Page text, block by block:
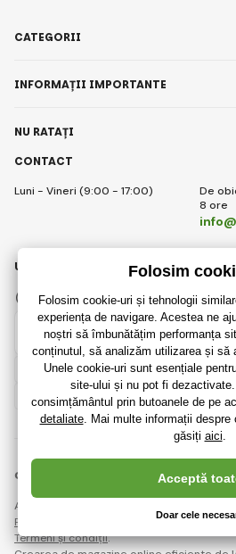
CONTACT
Luni - Vineri (9:00 - 17:00)
De
8 ore
CATEGORII
INFORMAȚII IMPORTANTE
NU RATAȚI
Romanian
URMĂRIȚI-NE
Facebook Instagram
© 2018 - 2026 RaiJucării.ro, Toate
Această pagină este protejată prin
Regulile de protecție a datelor personale
Termeni și condiții.